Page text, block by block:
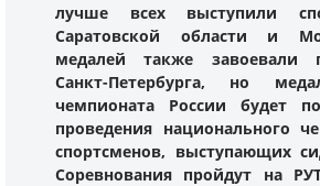
лучше всех выступили
Саратовской области и
медалей также завоевали
Санкт-Петербурга, но
чемпионата России будет
проведения национального
спортсменов, выступающих
Соревнования пройдут на